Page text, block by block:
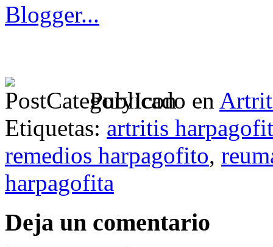
Publicado en
Etiquetas: artritis
remedios harpagofito,
harpagofita
Deja un comentario